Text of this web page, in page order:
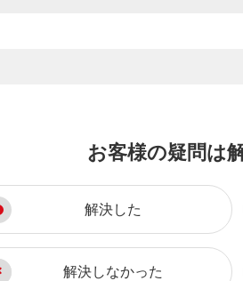
お客様の疑問は
解決した
解決しなかった